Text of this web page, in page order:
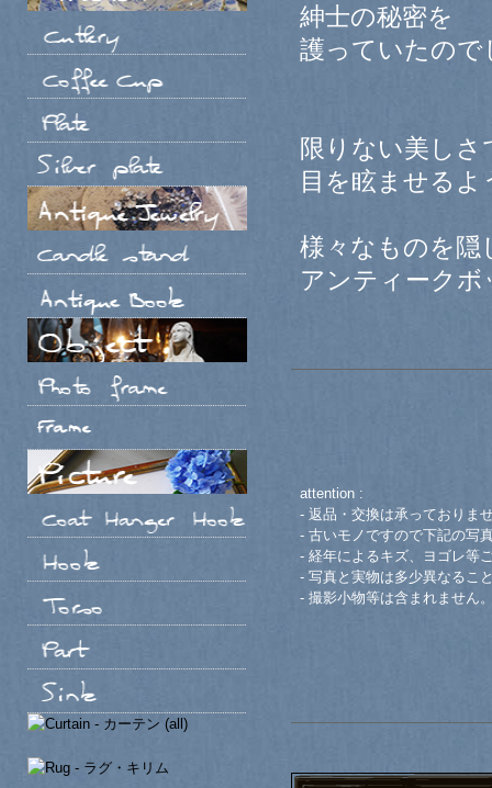
紳士の秘密を
護っていたので
限りない美しさ
目を眩ませる
様々なものを隠
アンティーク
attention :
- 返品・交換は承っておりま
- 古いモノですので下記の写
- 経年によるキズ、ヨゴレ等
- 写真と実物は多少異なるこ
- 撮影小物等は含まれません